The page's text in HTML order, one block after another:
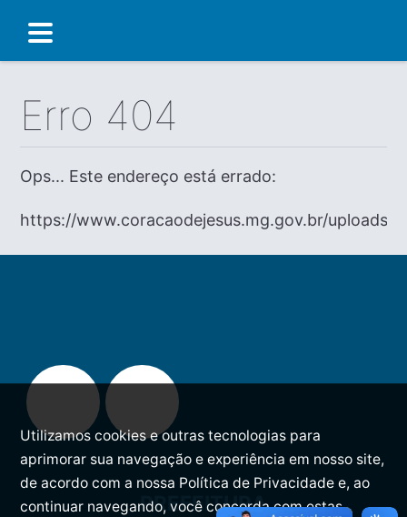
Erro 404
Ops... Este endereço está errado:
https://www.coracaodejesus.mg.gov.br/uploads/
PREFEITURA
Utilizamos cookies e outras tecnologias para
aprimorar sua navegação e experiência em nosso site,
de acordo com a nossa Política de Privacidade e, ao
continuar navegando, você concorda com estas